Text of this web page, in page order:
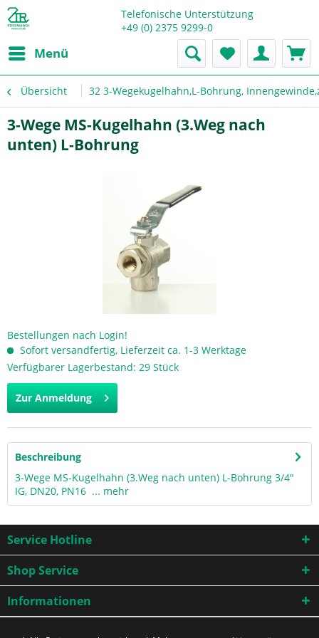
Telefonische Unterstützung
+49 (0) 2375 9299-0
Menü
Übersicht 32 3-Wegekugelhahn,L-Bohrung,
3-Wege MS-Kugelhahn (3.Weg nach
unten) L-Bohrung
Bestellungen nach Login!
Sofort versandfertig, Lieferzeit ca. 1-3 Werktage
Verfügbarer Lagerbestand: 29 Stück
Zur Anmeldung
Beschreibung
3-Wege MS-Kugelhahn (3.Weg nach unten) L-Bohrung 3/4"
IG, DN20, PN16 ... mehr
Service Hotline
Shop Service
Informationen